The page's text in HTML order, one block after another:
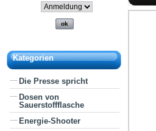
Kategorien
Die Presse spricht
Dosen von
Sauerstoffflasche
Energie-Shooter